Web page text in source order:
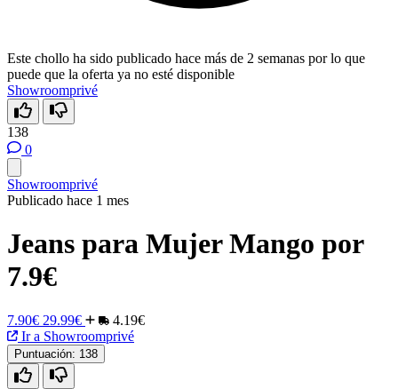
Este chollo ha sido publicado hace más de 2 semanas por lo que
puede que la oferta ya no esté disponible
Showroomprivé
138
0
Showroomprivé
Publicado hace 1 mes
Jeans para Mujer Mango por
7.9€
7.90€ 29.99€
4.19€
Ir a Showroomprivé
Puntuación: 138